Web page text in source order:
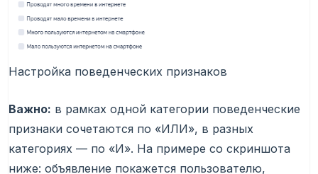
Настройка поведенческих признаков
Важно: в рамках одной категории поведенческие
признаки сочетаются по «ИЛИ», в разных
категориях — по «И». На примере со скриншота
ниже: объявление покажется пользователю,